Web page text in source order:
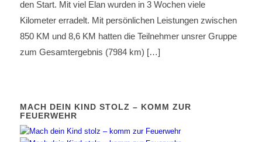
den Start. Mit viel Elan wurden in 3 Wochen viele
Kilometer erradelt. Mit persönlichen Leistungen zwischen
850 KM und 8,6 KM hatten die Teilnehmer unsrer Gruppe
zum Gesamtergebnis (7984 km) […]
MACH DEIN KIND STOLZ – KOMM ZUR
FEUERWEHR